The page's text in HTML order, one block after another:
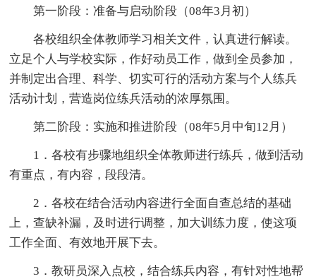
第一阶段：准备与启动阶段（08年3月初）
各校组织全体教师学习相关文件，认真进行解读。
立足个人与学校实际，作好动员工作，做到全员参加，
并制定出合理、科学、切实可行的活动方案与个人练兵
活动计划，营造岗位练兵活动的浓厚氛围。
第二阶段：实施和推进阶段（08年5月中旬12月）
1．各校有步骤地组织全体教师进行练兵，做到活动
有重点，有内容，段段清。
2．各校在结合活动内容进行全面自查总结的基础
上，查缺补漏，及时进行调整，加大训练力度，使这项
工作全面、有效地开展下去。
3．教研员深入点校，结合练兵内容，有针对性地帮